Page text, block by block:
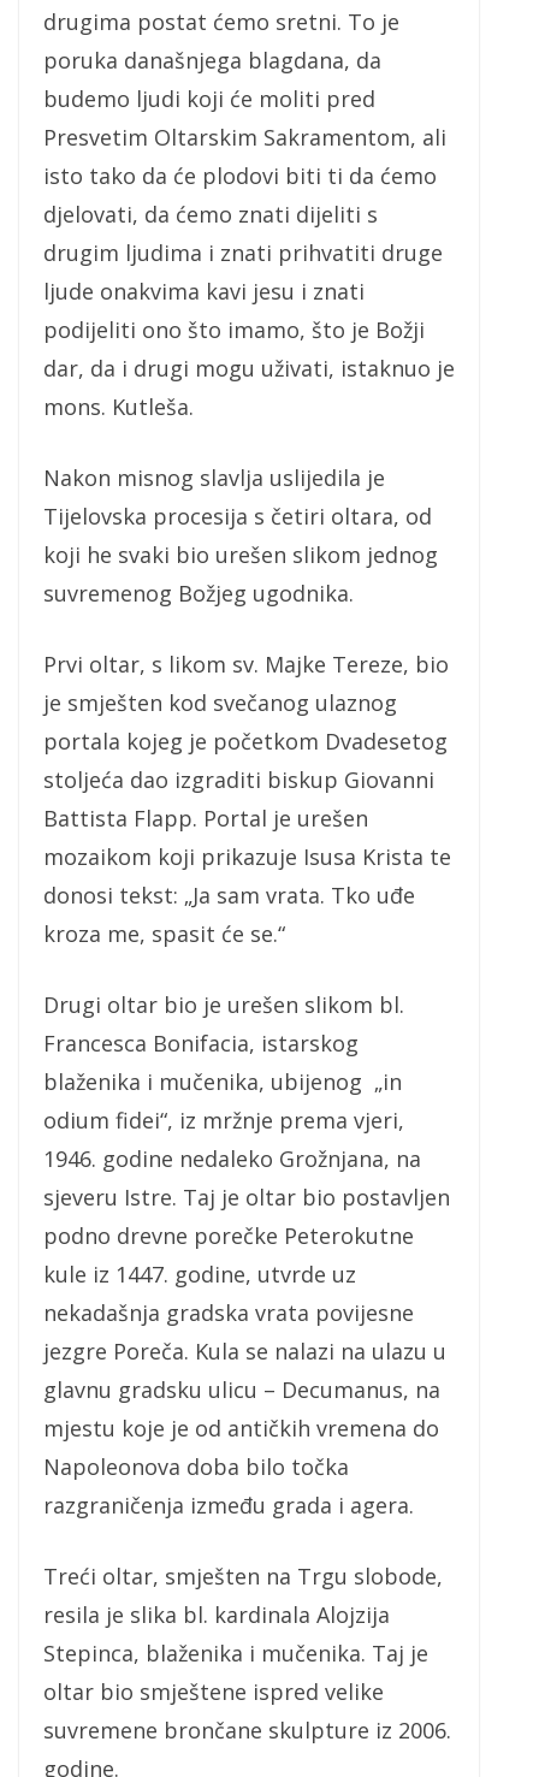
drugima postat ćemo sretni. To je
poruka današnjega blagdana, da
budemo ljudi koji će moliti pred
Presvetim Oltarskim Sakramentom, ali
isto tako da će plodovi biti ti da ćemo
djelovati, da ćemo znati dijeliti s
drugim ljudima i znati prihvatiti druge
ljude onakvima kavi jesu i znati
podijeliti ono što imamo, što je Božji
dar, da i drugi mogu uživati, istaknuo je
mons. Kutleša.
Nakon misnog slavlja uslijedila je
Tijelovska procesija s četiri oltara, od
koji he svaki bio urešen slikom jednog
suvremenog Božjeg ugodnika.
Prvi oltar, s likom sv. Majke Tereze, bio
je smješten kod svečanog ulaznog
portala kojeg je početkom Dvadesetog
stoljeća dao izgraditi biskup Giovanni
Battista Flapp. Portal je urešen
mozaikom koji prikazuje Isusa Krista te
donosi tekst: „Ja sam vrata. Tko uđe
kroza me, spasit će se.“
Drugi oltar bio je urešen slikom bl.
Francesca Bonifacia, istarskog
blaženika i mučenika, ubijenog „in
odium fidei“, iz mržnje prema vjeri,
1946. godine nedaleko Grožnjana, na
sjeveru Istre. Taj je oltar bio postavljen
podno drevne porečke Peterokutne
kule iz 1447. godine, utvrde uz
nekadašnja gradska vrata povijesne
jezgre Poreča. Kula se nalazi na ulazu u
glavnu gradsku ulicu – Decumanus, na
mjestu koje je od antičkih vremena do
Napoleonova doba bilo točka
razgraničenja između grada i agera.
Treći oltar, smješten na Trgu slobode,
resila je slika bl. kardinala Alojzija
Stepinca, blaženika i mučenika. Taj je
oltar bio smještene ispred velike
suvremene brončane skulpture iz 2006.
godine.